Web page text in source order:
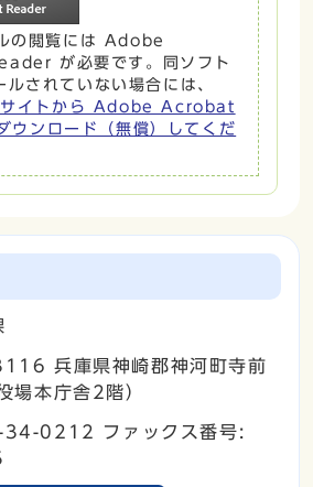
の閲覧には Adobe
が必要です。同ソフト
ルされていない場合には、
イトから Adobe Acrobat
ウンロード（無償）してくだ
兵庫県神崎郡神河町寺前
場本庁舎2階）
0212 ファックス番号: